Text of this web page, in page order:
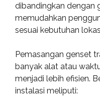
dibandingkan dengan
memudahkan
sesuai kebutuhan
Pemasangan genset
banyak alat atau
menjadi lebih efisien.
instalasi meliputi: